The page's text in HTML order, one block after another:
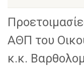
ΑΘΠ του
κ.κ.